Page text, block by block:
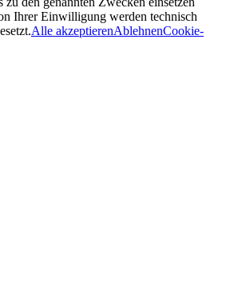
Ihrer Einwilligung werden technisch
Alle akzeptierenAblehnenCookie-